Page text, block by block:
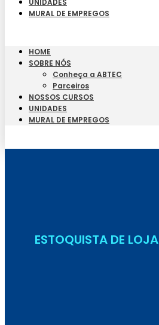
UNIDADES
MURAL DE EMPREGOS
HOME
SOBRE NÓS
Conheça a ABTEC
Parceiros
NOSSOS CURSOS
UNIDADES
MURAL DE EMPREGOS
ESTOQUISTA DE LOJA